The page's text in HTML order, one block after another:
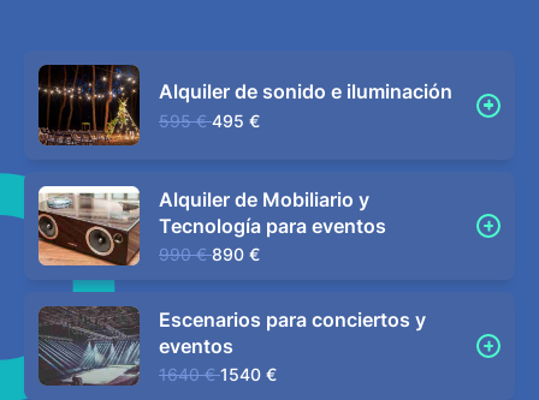
Alquiler de sonido e iluminación
595 € 495 €
Alquiler de Mobiliario y
Tecnología para eventos
990 € 890 €
Escenarios para conciertos y
eventos
1640 € 1540 €